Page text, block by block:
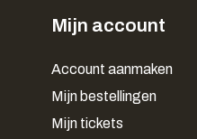
Mijn account
Account aanmaken
Mijn bestellingen
Mijn tickets